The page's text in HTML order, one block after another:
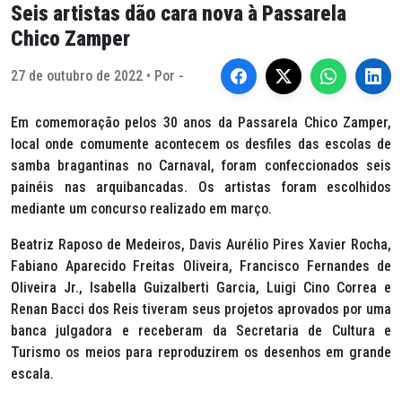
Seis artistas dão cara nova à Passarela
Chico Zamper
27 de outubro de 2022 • Por -
Em comemoração pelos 30 anos da Passarela Chico Zamper,
local onde comumente acontecem os desfiles das escolas de
samba bragantinas no Carnaval, foram confeccionados seis
painéis nas arquibancadas. Os artistas foram escolhidos
mediante um concurso realizado em março.
Beatriz Raposo de Medeiros, Davis Aurélio Pires Xavier Rocha,
Fabiano Aparecido Freitas Oliveira, Francisco Fernandes de
Oliveira Jr., Isabella Guizalberti Garcia, Luigi Cino Correa e
Renan Bacci dos Reis tiveram seus projetos aprovados por uma
banca julgadora e receberam da Secretaria de Cultura e
Turismo os meios para reproduzirem os desenhos em grande
escala.